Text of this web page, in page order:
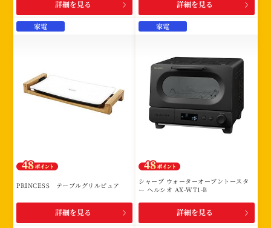
詳細を見る 詳細を見る
家電
PRINCESS テーブルグリルピュア
詳細を見る
家電
シャープ ウォーターオーブントースタ
ー ヘルシオ AX-WT1-B
詳細を見る